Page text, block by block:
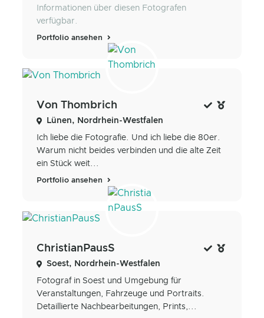
Informationen über diesen Fotografen
verfügbar.
Portfolio ansehen
Von Thombrich
Lünen, Nordrhein-Westfalen
Ich liebe die Fotografie. Und ich liebe die 80er.
Warum nicht beides verbinden und die alte Zeit
ein Stück weit...
Portfolio ansehen
ChristianPausS
Soest, Nordrhein-Westfalen
Fotograf in Soest und Umgebung für
Veranstaltungen, Fahrzeuge und Portraits.
Detaillierte Nachbearbeitungen, Prints,...